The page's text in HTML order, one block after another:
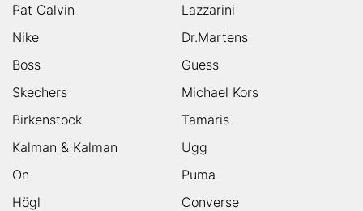
Pat Calvin
Lazzarini
Nike
Dr.Martens
Boss
Guess
Skechers
Michael Kors
Birkenstock
Tamaris
Kalman & Kalman
Ugg
On
Puma
Högl
Converse